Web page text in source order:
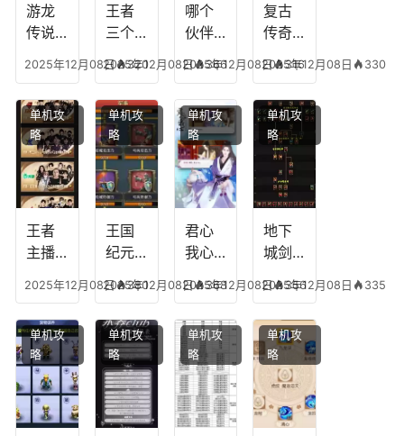
游龙
传说
能，
游龙
传说
多少
级能
挖矿
2025年12月08日 320
王者
三个
加
点，
王者
技能
可以
放三
个是
什么
模式
2025年12月08日 366
哪个
伙伴
心符
技
能，
失心
符命
中后
附加
五雷
2025年12月08日 316
复古
传奇
平民
搭配
阵
容，
复古
传奇
英雄
版哪
个组
合平
2025年12月08日 330
王者
主播
搭
配，
王者
最强
的主
播
2025年12月08日 380
单机攻
略
王国
纪元
搭
配，
王国
纪元
最强
2025年12月08日 368
单机攻
略
君心
我心
宫攻
略，
君心
我心
剧情
文本
2025年12月08日 356
单机攻
略
地下
城剑
能加
点
图，
地下
城剑
神用
什么
2025年12月08日 335
单机攻
略
单机攻
略
单机攻
略
单机攻
略
单机攻
略